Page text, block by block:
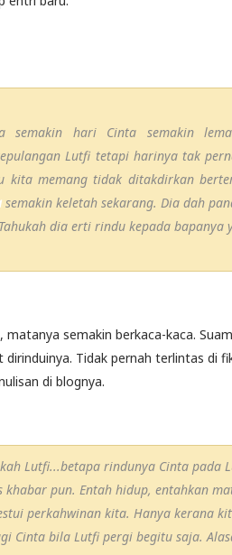
semakin hari Cinta semakin
Lutfi tetapi harinya tak
kita memang tidak ditakdirkan
semakin keletah sekarang. Dia dah
dia erti rindu kepada bapanya
matanya semakin berkaca-kaca.
Tidak pernah terlintas di
di blognya.
Lutfi...betapa rindunya Cinta pada
khabar pun. Entah hidup, entahkan
perkahwinan kita. Hanya kerana
Cinta bila Lutfi pergi begitu saja.